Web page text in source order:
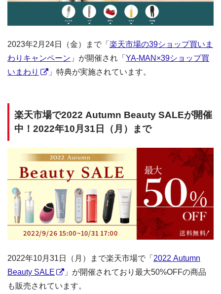
2023年2月24日（金）まで「 楽天市場の39ショップ買いま
わりキャンペーン 」が開催され「 YA-MAN×39ショップ買
いまわり
」特典が実施されています。
楽天市場で2022 Autumn Beauty SALEが開催
中！2022年10月31日（月）まで
2022年10月31日（月）まで楽天市場で「 2022 Autumn
Beauty SALE
」が開催されており最大50%OFFの商品
も販売されています。